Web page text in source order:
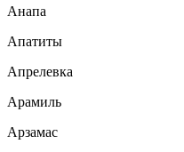
Анапа
Апатиты
Апрелевка
Арамиль
Арзамас